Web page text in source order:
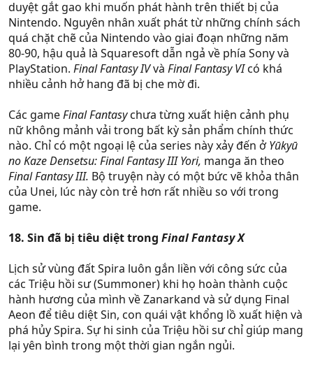
duyệt gắt gao khi muốn phát hành trên thiết bị của
Nintendo. Nguyên nhân xuất phát từ những chính sách
quá chặt chẽ của Nintendo vào giai đoạn những năm
80-90, hậu quả là Squaresoft dẫn ngả về phía Sony và
PlayStation. Final Fantasy IVvà Final Fantasy VIcó khá
nhiều cảnh hở hang đã bị che mờ đi.
Các gameFinal Fantasychưa từng xuất hiện cảnh phụ
nữ không mảnh vải trong bất kỳ sản phẩm chính thức
nào. Chỉ có một ngoại lệ của series này xảy đến ởYūkyū
no Kaze Densetsu: Final Fantasy III Yori, manga ăn theo
Final Fantasy III. Bộ truyện này có một bức vẽ khỏa thân
của Unei, lúc này còn trẻ hơn rất nhiều so với trong
game.
18. Sin đã bị tiêu diệt trong Final Fantasy X
Lịch sử vùng đất Spira luôn gắn liền với công sức của
các Triệu hồi sư (Summoner) khi họ hoàn thành cuộc
hành hương của mình về Zanarkand và sử dụng Final
Aeon để tiêu diệt Sin, con quái vật khổng lồ xuất hiện và
phá hủy Spira. Sự hi sinh của Triệu hồi sư chỉ giúp mang
lại yên bình trong một thời gian ngắn ngủi.